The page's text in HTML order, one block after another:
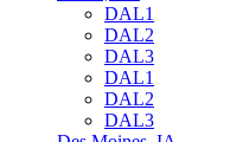
DAL1
DAL2
DAL3
DAL1
DAL2
DAL3